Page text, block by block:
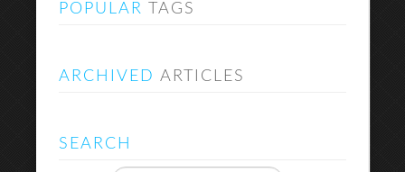
POPULAR TAGS
ARCHIVED ARTICLES
SEARCH